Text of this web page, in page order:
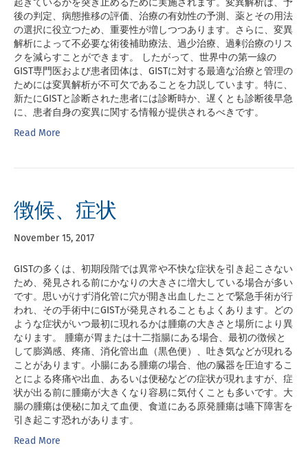
後の判定、病態推移の評価、治療の有効性の予測、薬とその用法
の選択に役立つため、重要性が増しつつあります。さらに、変異
解析によって不必要な術後補助療法、過少治療、過剰治療のリス
クを減らすことができます。 したがって、世界中の第一線の
GIST専門医および患者団体は、GISTに対する最適な治療と管理の
ためには変異解析が不可欠であることを力説しています。特に、
新たにGISTと診断された患者には診断時か、遅くとも診断後早急
に、患者自身の変異に関する情報が提供されるべきです。
Read More
徴候、症状
November 15, 2017
GISTの多くは、初期段階では異常や不快な症状を引き起こさない
ため、発見される前にかなりの大きさに増大している場合が多い
です。思いがけず消化管に穴が開き出血したことで緊急手術が行
われ、その手術中にGISTが発見されることもよくあります。どの
ような症状がいつ最初に現れるかは腫瘍の大きさと場所により異
なります。 腫瘍が胃または十二指腸にある場合、最初の徴候と
して膨満感、疼痛、消化管出血（黒色便）、吐き気などが現れる
ことがあります。小腸にある腫瘍の場合、他の臓器を圧迫するこ
とによる疼痛や出血、あるいは便秘などの症状が現れますが、症
状が出る前に腫瘍が大きくなり容易に気付くことも多いです。大
腸の腫瘍は便秘に加えて血便、食道にある原発腫瘍は嚥下障害を
引き起こす恐れがあります。
Read More